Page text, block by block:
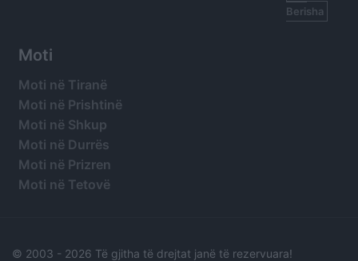
Berisha
Moti
Moti në Tiranë
Moti në Prishtinë
Moti në Shkup
Moti në Durrës
Moti në Prizren
Moti në Tetovë
© 2003 - 2026 Të gjitha të drejtat janë të rezervuara!